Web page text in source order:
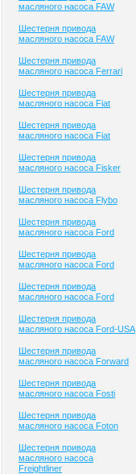
масляного насоса FAW
Шестерня привода
масляного насоса FAW
Шестерня привода
масляного насоса Ferrari
Шестерня привода
масляного насоса Fiat
Шестерня привода
масляного насоса Fiat
Шестерня привода
масляного насоса Fisker
Шестерня привода
масляного насоса Flybo
Шестерня привода
масляного насоса Ford
Шестерня привода
масляного насоса Ford
Шестерня привода
масляного насоса Ford
Шестерня привода
масляного насоса Ford-USA
Шестерня привода
масляного насоса Forward
Шестерня привода
масляного насоса Fosti
Шестерня привода
масляного насоса Foton
Шестерня привода
масляного насоса
Freightliner